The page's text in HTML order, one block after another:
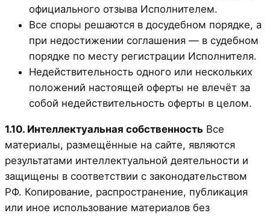
официального отзыва Исполнителем.
Все споры решаются в досудебном порядке, а
при недостижении соглашения — в судебном
порядке по месту регистрации Исполнителя.
Недействительность одного или нескольких
положений настоящей оферты не влечёт за
собой недействительность оферты в целом.
1.10. Интеллектуальная собственность Все
материалы, размещённые на сайте, являются
результатами интеллектуальной деятельности и
защищены в соответствии с законодательством
РФ. Копирование, распространение, публикация
или иное использование материалов без